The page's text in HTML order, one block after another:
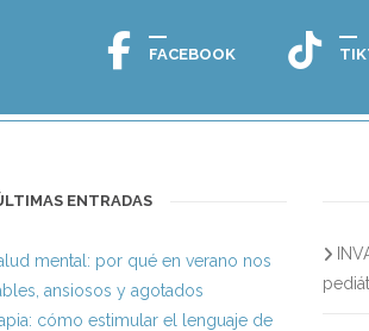
FACEBOOK
ENTRADAS
mental: por qué en verano nos
ansiosos y agotados
cómo estimular el lenguaje de